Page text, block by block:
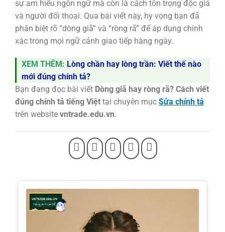
sự am hiểu ngôn ngữ mà còn là cách tôn trọng độc giả
và người đối thoại. Qua bài viết này, hy vọng bạn đã
phân biệt rõ “dòng giã” và “ròng rã” để áp dụng chính
xác trong mọi ngữ cảnh giao tiếp hàng ngày.
XEM THÊM: Lòng chần hay lòng trần: Viết thế nào
mới đúng chính tả?
Bạn đang đọc bài viết Dòng giã hay ròng rã? Cách viết
đúng chính tả tiếng Việttại chuyên mục Sửa chính tả
trên website vntrade.edu.vn.